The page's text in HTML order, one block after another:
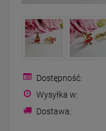
modułowa ażurowa
cyrkonie
69,00 zł
Dostępność:
Wysyłka w:
Dostawa: